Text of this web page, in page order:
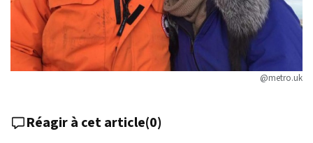
@metro.uk
Réagir à cet article(0)